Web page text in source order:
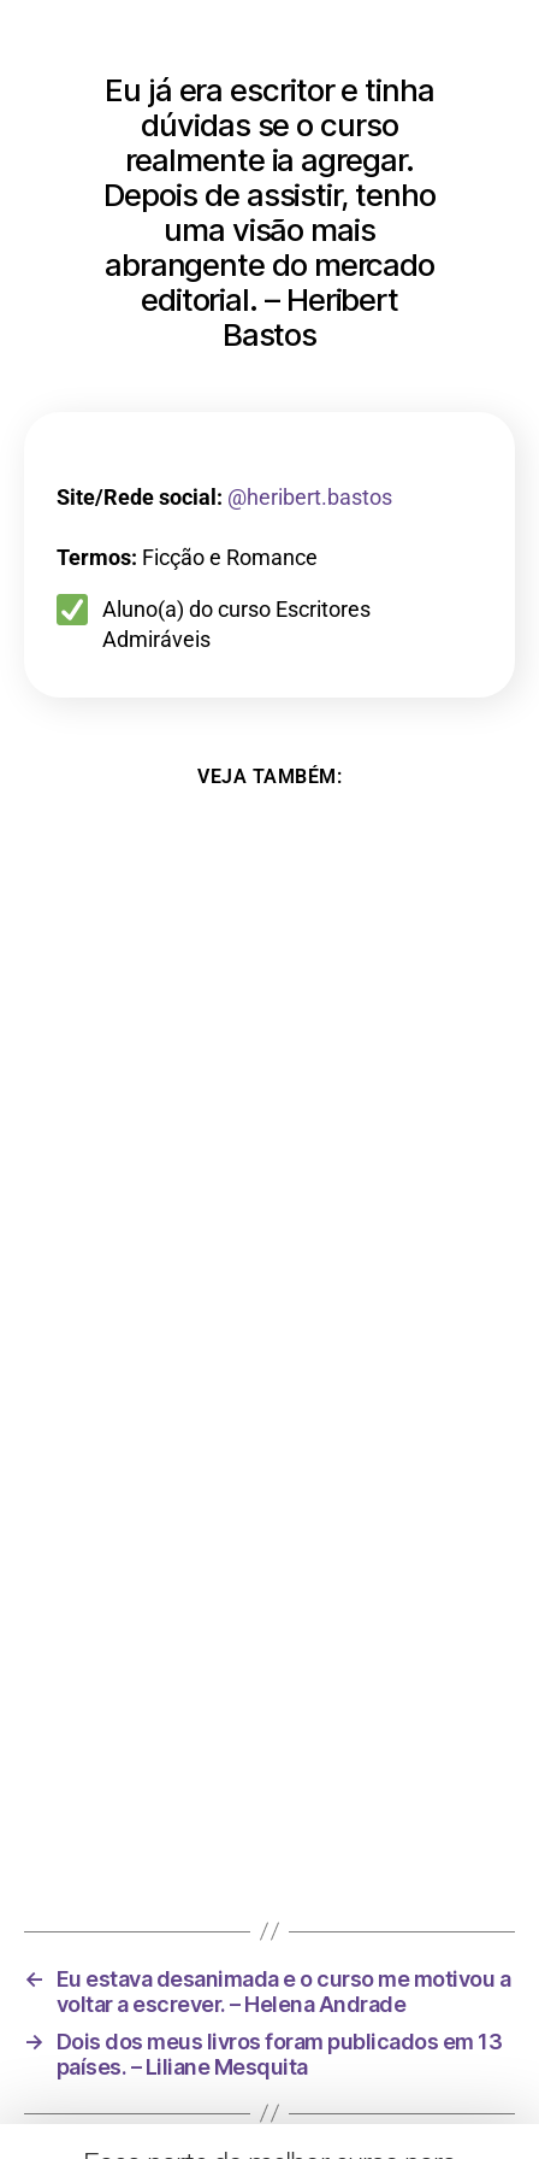
Eu já era escritor e tinha
dúvidas se o curso
realmente ia agregar.
Depois de assistir, tenho
uma visão mais
abrangente do mercado
editorial. – Heribert
Bastos
Site/Rede social: @heribert.bastos
Termos: Ficção e Romance
Aluno(a) do curso Escritores
Admiráveis
VEJA TAMBÉM:
←
Eu estava desanimada e o curso me motivou a
voltar a escrever. – Helena Andrade
→
Dois dos meus livros foram publicados em 13
países. – Liliane Mesquita